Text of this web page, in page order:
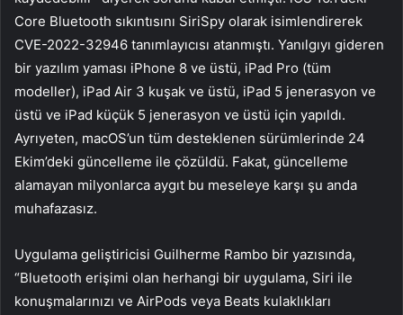
Core Bluetooth sıkıntısını SiriSpy olarak isimlendirerek
CVE-2022-32946 tanımlayıcısı atanmıştı. Yanılgıyı gideren
bir yazılım yaması iPhone 8 ve üstü, iPad Pro (tüm
modeller), iPad Air 3 kuşak ve üstü, iPad 5 jenerasyon ve
üstü ve iPad küçük 5 jenerasyon ve üstü için yapıldı.
Ayrıyeten, macOS’un tüm desteklenen sürümlerinde 24
Ekim’deki güncelleme ile çözüldü. Fakat, güncelleme
alamayan milyonlarca aygıt bu meseleye karşı şu anda
muhafazasız.
Uygulama geliştiricisi Guilherme Rambo bir yazısında,
“Bluetooth erişimi olan herhangi bir uygulama, Siri ile
konuşmalarınızı ve AirPods veya Beats kulaklıkları